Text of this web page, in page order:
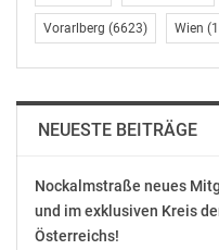
Vorarlberg (6623) Wien
NEUESTE BEITRÄGE
Nockalmstraße neues
und im exklusiven Kreis
Österreichs!